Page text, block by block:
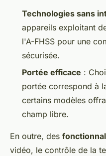
Technologies sans
appareils exploitant
l'A-FHSS pour une
sécurisée.
Portée efficace :
portée correspond à
certains modèles
champ libre.
En outre, des
vidéo, le contrôle de la